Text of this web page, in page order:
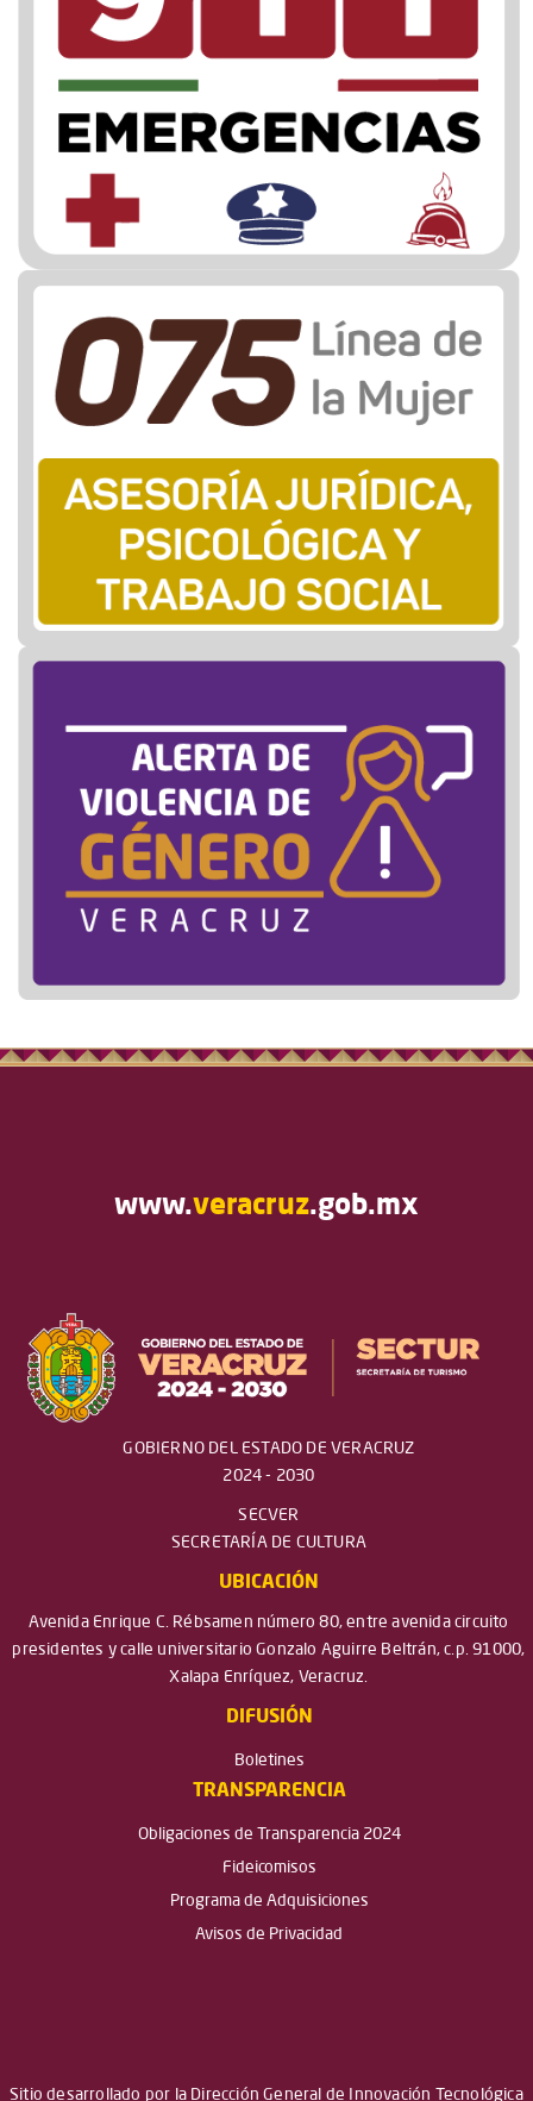
www.veracruz.gob.mx
GOBIERNO DEL ESTADO DE VERACRUZ
2024 - 2030
SECVER
SECRETARÍA DE CULTURA
UBICACIÓN
Avenida Enrique C. Rébsamen número 80, entre avenida circuito
presidentes y calle universitario Gonzalo Aguirre Beltrán, c.p. 91000,
Xalapa Enríquez, Veracruz.
DIFUSIÓN
Boletines
TRANSPARENCIA
Obligaciones de Transparencia 2024
Fideicomisos
Programa de Adquisiciones
Avisos de Privacidad
Sitio desarrollado por la Dirección General de Innovación Tecnológica